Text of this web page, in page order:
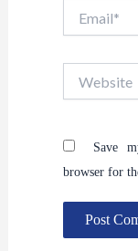
Save
browser for